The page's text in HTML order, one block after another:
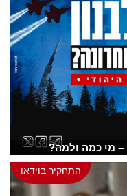
– מי כמה ולמה?
התחקיר בוידאו